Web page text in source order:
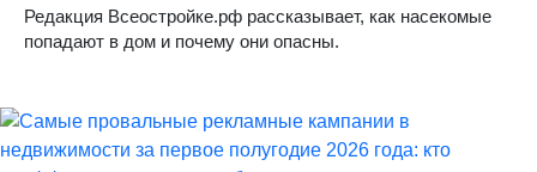
Редакция Всеостройке.рф рассказывает, как насекомые
попадают в дом и почему они опасны.